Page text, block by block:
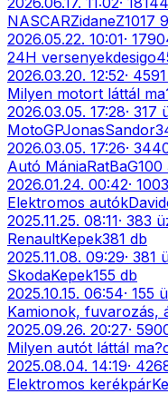
NASCARZidaneZ1017
2026.05.22. 10:01·
24H versenyekdesigo
2026.03.20. 12:52· 4591
Milyen motort láttál
2026.03.05. 17:28· 317
MotoGPJonasSandor
2026.03.05. 17:26·
Autó MániaRatBaG100
2026.01.24. 00:42·
Elektromos autók
2025.11.25. 08:11· 383
RenaultKepek381 db
2025.11.08. 09:29· 381
SkodaKepek155 db
2025.10.15. 06:54· 155
Kamionok, fuvarozás,
2025.09.26. 20:27·
Milyen autót láttál ma?
2025.08.04. 14:19·
Elektromos kerékpár